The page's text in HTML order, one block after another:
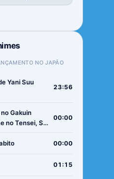
NO JAPÃO
Yani Suu
23:56
Gakuin
no Tensei, S-
00:00
00:00
01:15